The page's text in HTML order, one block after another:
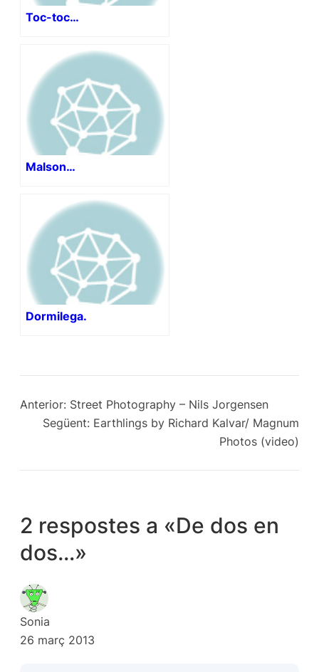
Toc-toc…
Malson…
Dormilega.
Anterior: Street Photography – Nils Jorgensen
Següent: Earthlings by Richard Kalvar/ Magnum
Photos (video)
2 respostes a «De dos en
dos…»
Sonia
26 març 2013